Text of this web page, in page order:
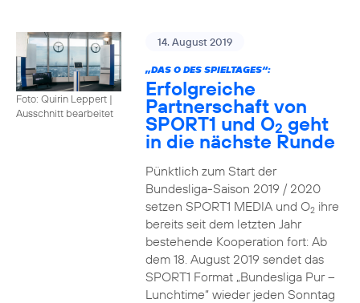
Foto: Quirin Leppert |
Ausschnitt bearbeitet
14. August 2019
„DAS O DES SPIELTAGES“:
Erfolgreiche
Partnerschaft von
SPORT1 und O2 geht
in die nächste Runde
Pünktlich zum Start der
Bundesliga-Saison 2019 / 2020
setzen SPORT1 MEDIA und O2ihre
bereits seit dem letzten Jahr
bestehende Kooperation fort: Ab
dem 18. August 2019 sendet das
SPORT1 Format „Bundesliga Pur –
Lunchtime“ wieder jeden Sonntag